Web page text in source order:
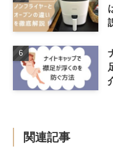
関連記事